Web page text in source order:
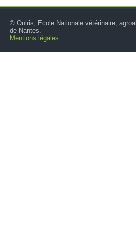
© Oniris, Ecole Nationale vétérinaire,
de Nantes.
Mentions légales